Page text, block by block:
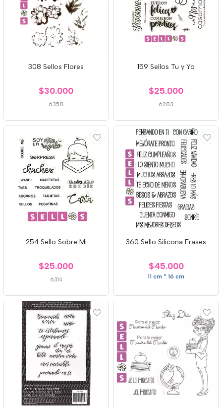
308 Sellos Flores
$30.000
6358
159 Sellos Tu y Yo
$25.000
6283
254 Sello Sobre Mi
$25.000
6314
360 Sello Silicona Frases
$45.000
11 cm * 16 cm